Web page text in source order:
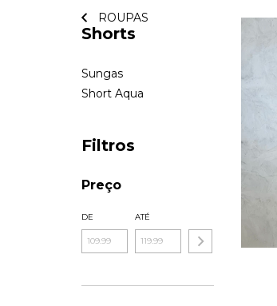
ROUPAS
Shorts
Sungas
Short Aqua
Filtros
Preço
DE ATÉ